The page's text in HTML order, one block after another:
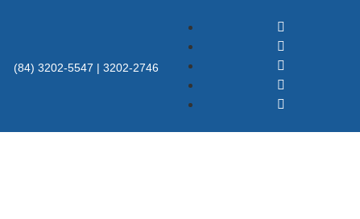
(84) 3202-5547 | 3202-2746